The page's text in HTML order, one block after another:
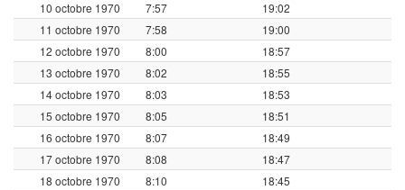
10 octobre 1970 7:57
19:02
11 octobre 1970
7:58
19:00
12 octobre 1970
8:00
18:57
13 octobre 1970
8:02
18:55
14 octobre 1970
8:03
18:53
15 octobre 1970
8:05
18:51
16 octobre 1970
8:07
18:49
17 octobre 1970
8:08
18:47
18 octobre 1970
8:10
18:45